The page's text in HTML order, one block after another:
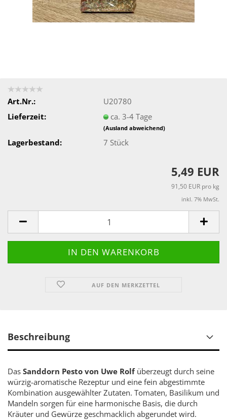
Art.Nr.:
U20780
Lieferzeit:
ca. 3-4 Tage
(Ausland abweichend)
Lagerbestand: 7 Stück
5,49 EUR
91,50 EUR pro kg
inkl. 7% MwSt.
AUF DEN MERKZETTEL
Beschreibung
Das Sanddorn Pesto von Uwe Rolfüberzeugt durch seine
würzig-aromatische Rezeptur und eine fein abgestimmte
Kombination ausgewählter Zutaten. Tomaten, Basilikum und
Mandeln sorgen für eine harmonische Basis, die durch
Kräuter und Gewürze geschmacklich abgerundet wird.